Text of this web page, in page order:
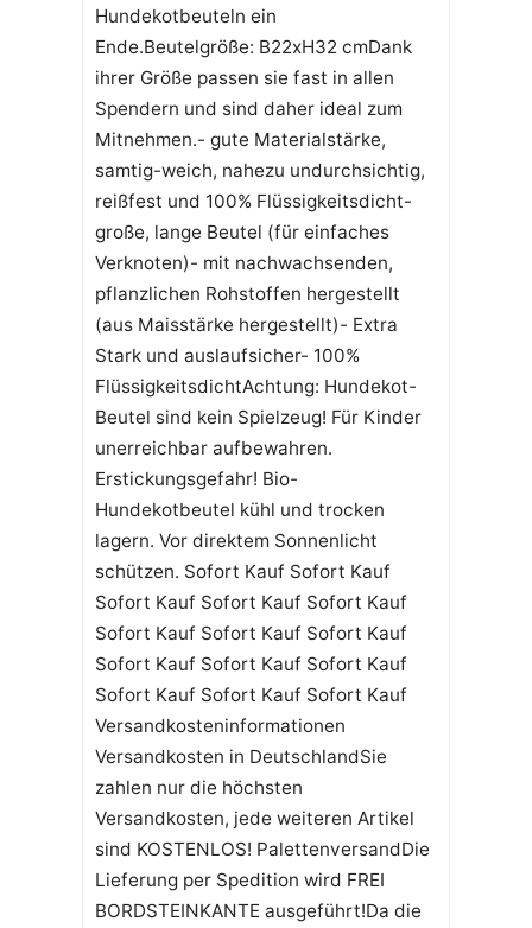
Hundekotbeuteln ein
Ende.Beutelgröße: B22xH32 cmDank
ihrer Größe passen sie fast in allen
Spendern und sind daher ideal zum
Mitnehmen.- gute Materialstärke,
samtig-weich, nahezu undurchsichtig,
reißfest und 100% Flüssigkeitsdicht-
große, lange Beutel (für einfaches
Verknoten)- mit nachwachsenden,
pflanzlichen Rohstoffen hergestellt
(aus Maisstärke hergestellt)- Extra
Stark und auslaufsicher- 100%
FlüssigkeitsdichtAchtung: Hundekot-
Beutel sind kein Spielzeug! Für Kinder
unerreichbar aufbewahren.
Erstickungsgefahr! Bio-
Hundekotbeutel kühl und trocken
lagern. Vor direktem Sonnenlicht
schützen. Sofort Kauf Sofort Kauf
Sofort Kauf Sofort Kauf Sofort Kauf
Sofort Kauf Sofort Kauf Sofort Kauf
Sofort Kauf Sofort Kauf Sofort Kauf
Sofort Kauf Sofort Kauf Sofort Kauf
Versandkosteninformationen
Versandkosten in DeutschlandSie
zahlen nur die höchsten
Versandkosten, jede weiteren Artikel
sind KOSTENLOS! PalettenversandDie
Lieferung per Spedition wird FREI
BORDSTEINKANTE ausgeführt!Da die